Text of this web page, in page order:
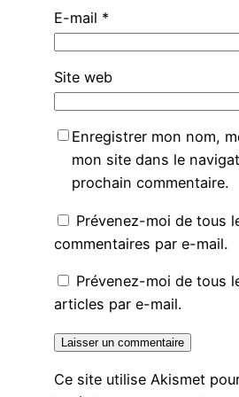
E-mail *
Site web
Enregistrer mon nom,
mon site dans le
prochain commentaire.
Prévenez-moi de tous
commentaires par e-mail.
Prévenez-moi de tous
articles par e-mail.
Ce site utilise Akismet